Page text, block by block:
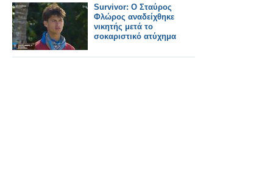
Survivor: Ο Σταύρος
Φλώρος αναδείχθηκε
νικητής μετά το
σοκαριστικό ατύχημα